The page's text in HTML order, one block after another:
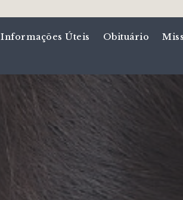
Informações Úteis Obituário